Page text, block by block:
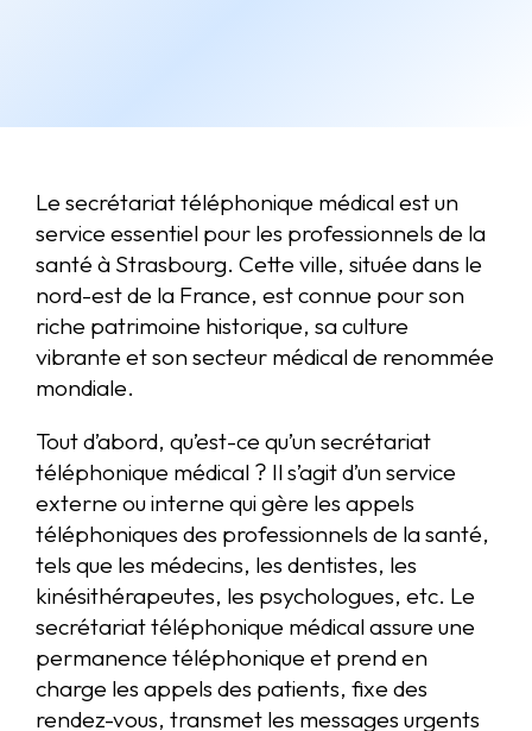
Le secrétariat téléphonique médical est un
service essentiel pour les professionnels de la
santé à Strasbourg. Cette ville, située dans le
nord-est de la France, est connue pour son
riche patrimoine historique, sa culture
vibrante et son secteur médical de renommée
mondiale.
Tout d’abord, qu’est-ce qu’un secrétariat
téléphonique médical ? Il s’agit d’un service
externe ou interne qui gère les appels
téléphoniques des professionnels de la santé,
tels que les médecins, les dentistes, les
kinésithérapeutes, les psychologues, etc. Le
secrétariat téléphonique médical assure une
permanence téléphonique et prend en
charge les appels des patients, fixe des
rendez-vous, transmet les messages urgents